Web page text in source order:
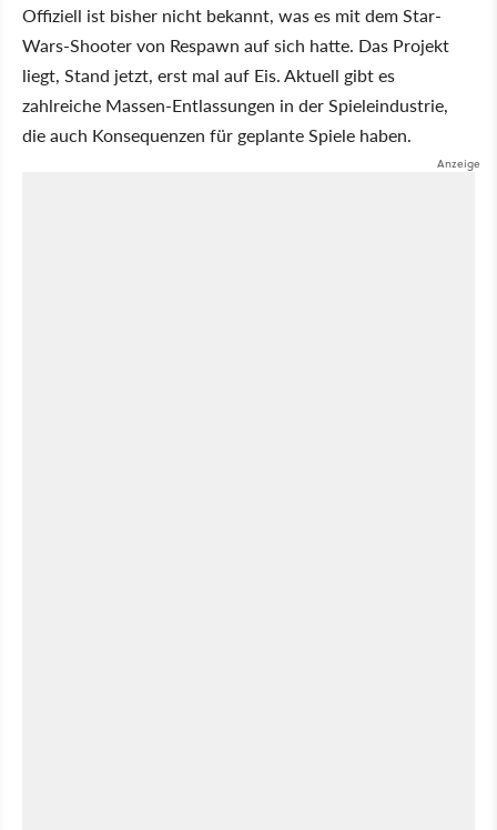
Offiziell ist bisher nicht bekannt, was es mit dem Star-
Wars-Shooter von Respawn auf sich hatte. Das Projekt
liegt, Stand jetzt, erst mal auf Eis. Aktuell gibt es
zahlreiche Massen-Entlassungen in der Spieleindustrie,
die auch Konsequenzen für geplante Spiele haben.